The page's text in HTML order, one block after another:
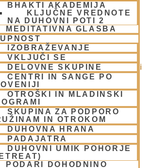
BHAKTI AKADEMIJA
KLJUČNE VREDNOTE
NA DUHOVNI POTI 2
MEDITATIVNA GLASBA
IZOBRAŽEVANJE
VKLJUČI SE
DELOVNE SKUPINE
CENTRI IN SANGE PO
OTROŠKI IN MLADINSKI
SKUPINA ZA PODPORO
IN OTROKOM
DUHOVNA HRANA
PADAJATRA
DUHOVNI UMIK POHORJE
PODARI DOHODNINO
– duhovni učitelji iz preteklosti
in narava(17)
hatte in sange po Sloveniji(1)
– Šrila Prabhupada(9)
(1)